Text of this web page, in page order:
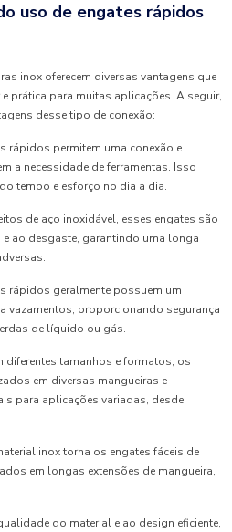
uso de engates rápidos
inox oferecem diversas vantagens que
prática para muitas aplicações. A seguir,
desse tipo de conexão:
rápidos permitem uma conexão e
a necessidade de ferramentas. Isso
tempo e esforço no dia a dia.
de aço inoxidável, esses engates são
ao desgaste, garantindo uma longa
rápidos geralmente possuem um
vazamentos, proporcionando segurança
de líquido ou gás.
diferentes tamanhos e formatos, os
em diversas mangueiras e
para aplicações variadas, desde
inox torna os engates fáceis de
em longas extensões de mangueira,
do material e ao design eficiente,